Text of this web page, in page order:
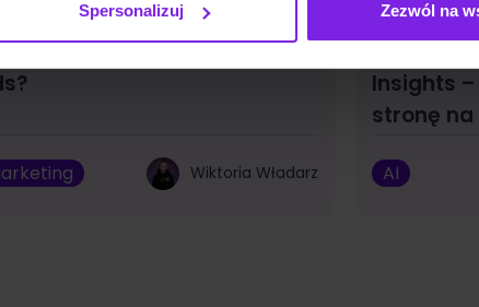
Spersonalizuj Zezwól na
są funkcje AI w Google
Wiktoria Władarz
Agentic
Insights
stronę na
AI